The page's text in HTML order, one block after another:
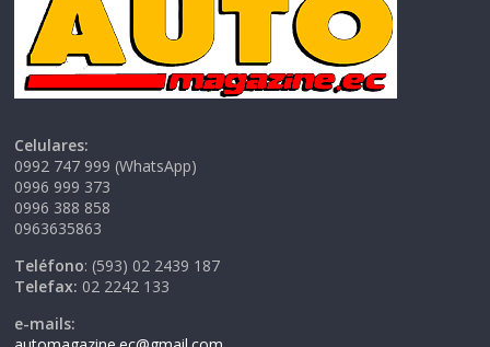
Celulares:
0992 747 999 (WhatsApp)
0996 999 373
0996 388 858
0963635863
Teléfono: (593) 02 2439 187
Telefax: 02 2242 133
e-mails: